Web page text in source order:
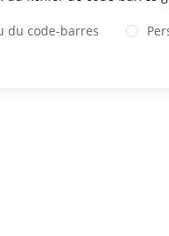
du code-barres